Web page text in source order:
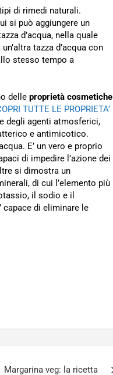
di rimedi naturali.
si può aggiungere un
d’acqua, nella quale
tazza d’acqua con
stesso tempo a
delle proprietà cosmetiche
TUTTE LE PROPRIETA’
degli agenti atmosferici,
e antimicotico.
E’ un vero e proprio
di impedire l’azione dei
si dimostra un
di cui l’elemento più
il sodio e il
capace di eliminare le
Margarina veg: la ricetta